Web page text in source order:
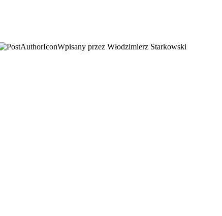
Wpisany przez Włodzimierz Starkowski